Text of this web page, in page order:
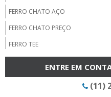
FERRO CHATO AÇO
FERRO CHATO PREÇO
FERRO TEE
FORNECEDOR DE BARRA REDONDA
ENTRE EM
(11)